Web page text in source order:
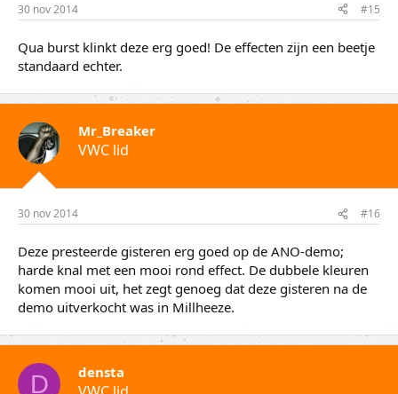
30 nov 2014 #15
Qua burst klinkt deze erg goed! De effecten zijn een beetje
standaard echter.
Mr_Breaker
VWC lid
30 nov 2014 #16
Deze presteerde gisteren erg goed op de ANO-demo;
harde knal met een mooi rond effect. De dubbele kleuren
komen mooi uit, het zegt genoeg dat deze gisteren na de
demo uitverkocht was in Millheeze.
D densta